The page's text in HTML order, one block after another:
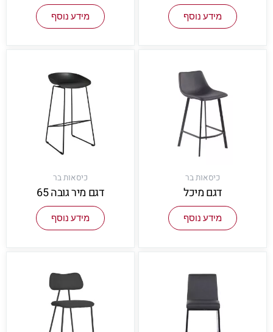
מידע נוסף מידע נוסף
כיסאות בר
דגם מיכל
מידע נוסף
כיסאות בר
דגם מיר גובה 65
מידע נוסף